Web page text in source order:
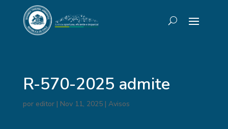
R-570-2025 admite
por editor| Nov 11, 2025| Avisos